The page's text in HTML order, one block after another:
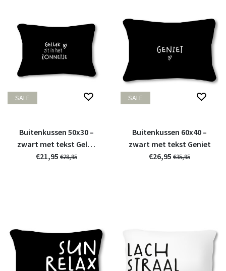
SALE
Buitenkussen 50x30 –
zwart met tekst Geluk
zit in het zonnetje
€21,95 €28,95
SALE
Buitenkussen 60x40 –
zwart met tekst Geniet
€26,95 €35,95